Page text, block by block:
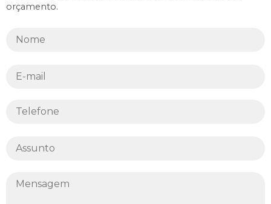
orçamento.